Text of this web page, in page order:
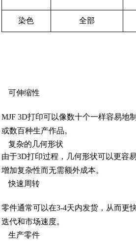
染色 全部
可伸缩性
MJF 3D打印可以像数十个一样容易地
或数百种生产作品。
复杂的几何形状
由于3D打印过程，几何形状可以更容
增加复杂性而无需额外成本。
快速周转
零件通常可以在3-4天内发货，从而更
迭代和市场速度。
生产零件